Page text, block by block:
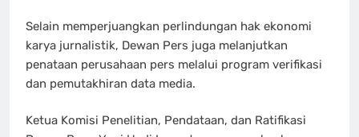
Selain memperjuangkan perlindungan hak ekonomi
karya jurnalistik, Dewan Pers juga melanjutkan
penataan perusahaan pers melalui program verifikasi
dan pemutakhiran data media.
Ketua Komisi Penelitian, Pendataan, dan Ratifikasi